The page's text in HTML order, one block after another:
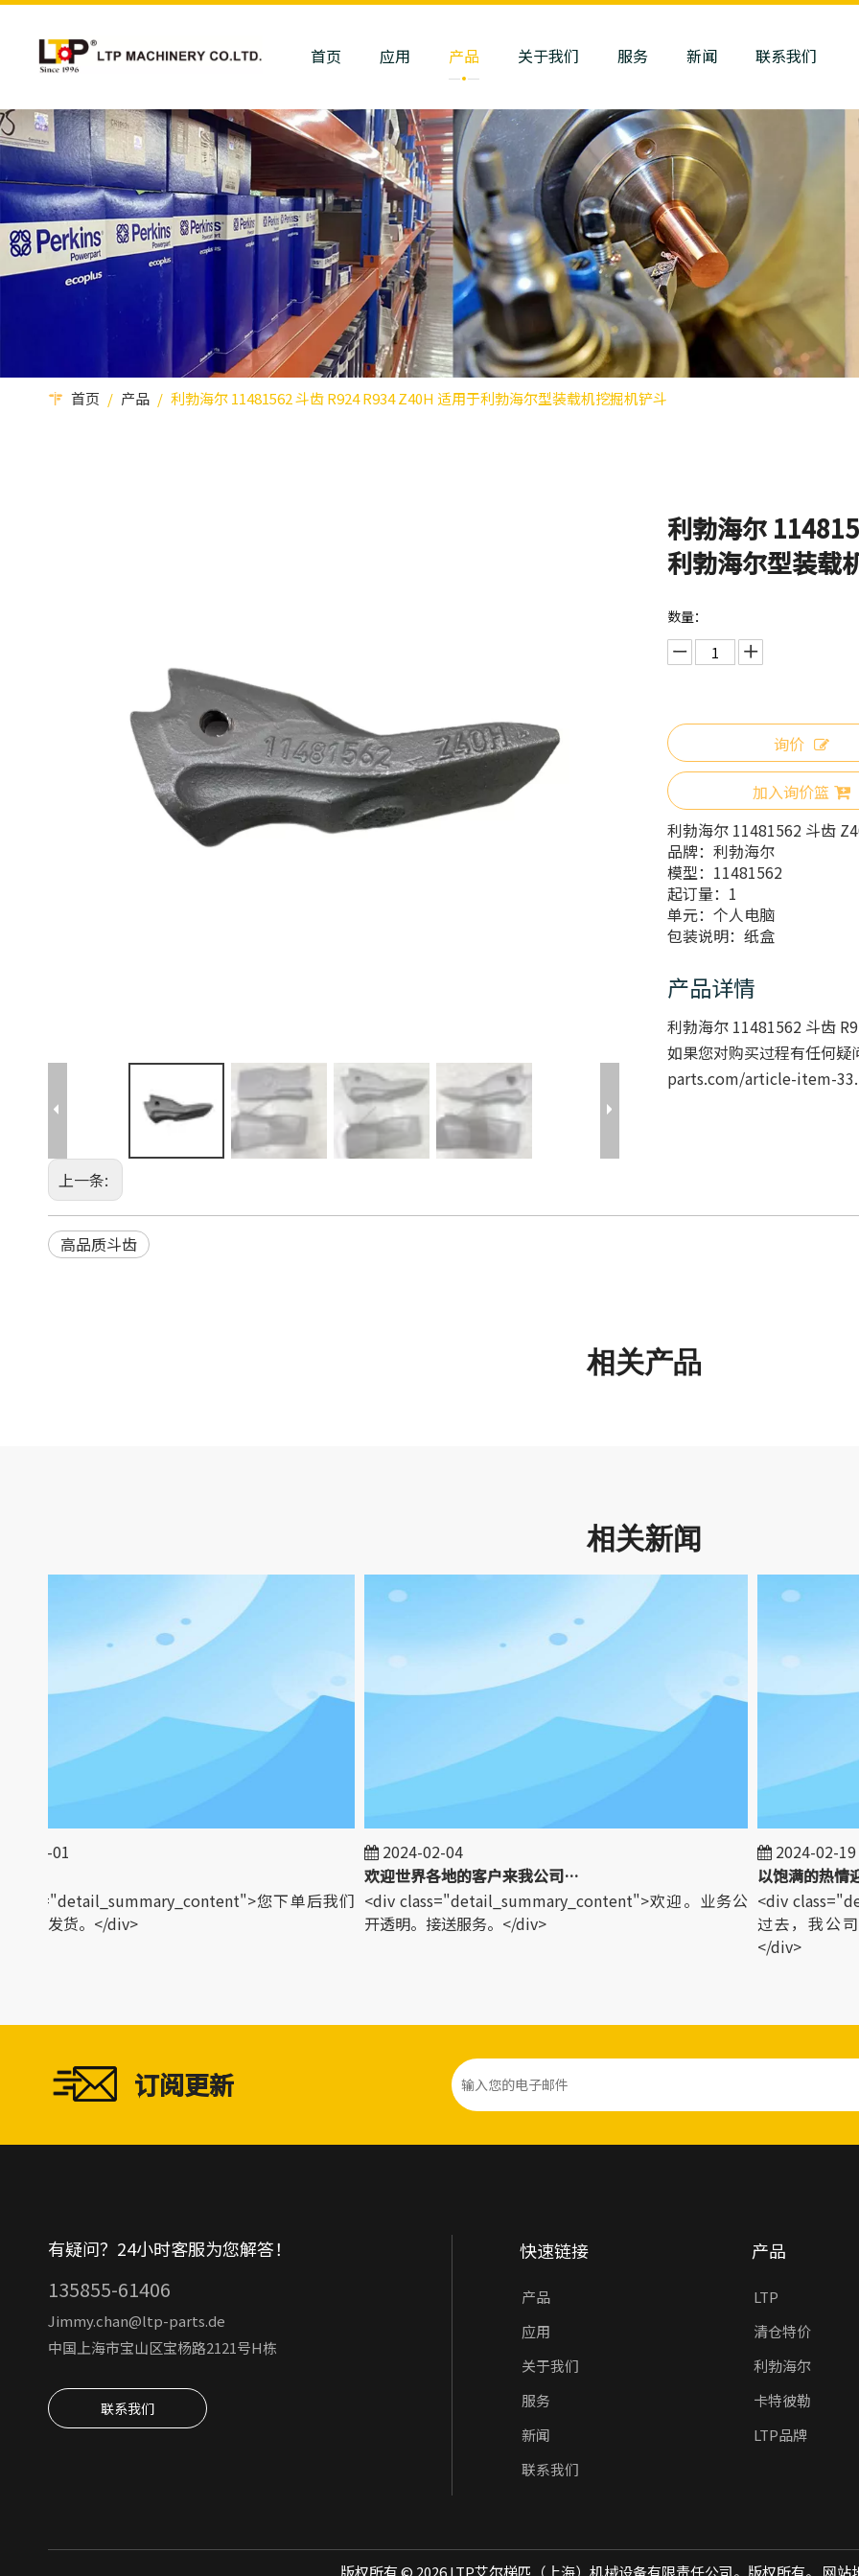
首页 应用 产品 关于我们 服务 新闻 联系我们
首页 / 产品 / 利勃海尔 11481562 斗齿 R924 R934 Z40H 适用于利勃海尔型装载机挖掘机铲斗
利勃海尔
利勃海尔型装载
数量：
询价
加入询价篮
利勃海尔 11481562 斗齿
品牌：利勃海尔
模型： 11481562
起订量： 1
单元：个人电脑
包装说明：纸盒
产品详情
利勃海尔 11481562 斗齿
如果您对购买过程有任何疑
parts.com/article-item-
上一条:
高品质斗齿
相关产品
相关新闻
01-01
您下单后我们
排发货。</div>
2024-02-04
欢迎世界各地的客户来我公司参观！
<div class="detail_summary_content">欢迎。业务公
开透明。接送服务。</div>
2024-02-19
以饱满的热情
<div
过去，我公司
</div>
订阅更新
有疑问？24小时客服为您解答！
135855-61406
Jimmy.chan@ltp-parts.de
中国上海市宝山区宝杨路2121号H栋
联系我们
快速链接
产品
应用
关于我们
服务
新闻
联系我们
产品
LTP
清仓特价
利勃海尔
卡特彼勒
LTP品牌
版权所有 © 2026LTP艾尔梯匹（上海）机械设备有限责任公司。版权所有。 网站